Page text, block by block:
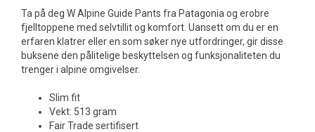
Ta på deg W Alpine Guide Pants fra Patagonia og erobre
fjelltoppene med selvtillit og komfort. Uansett om du er en
erfaren klatrer eller en som søker nye utfordringer, gir disse
buksene den pålitelige beskyttelsen og funksjonaliteten du
trenger i alpine omgivelser.
Slim fit
Vekt: 513 gram
Fair Trade sertifisert